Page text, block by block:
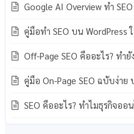
Google AI Overview ทำ
คู่มือทำ SEO บน WordPress
Off-Page SEO คืออะไร? ทำยั
คู่มือ On-Page SEO ฉบับง่าย
SEO คืออะไร? ทำไมธุรกิจออ